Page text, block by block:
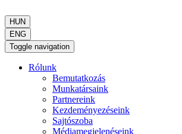
HUN
ENG
Toggle navigation
Rólunk
Bemutatkozás
Munkatársaink
Partnereink
Kezdeményezéseink
Sajtószoba
Médiamegjelenéseink